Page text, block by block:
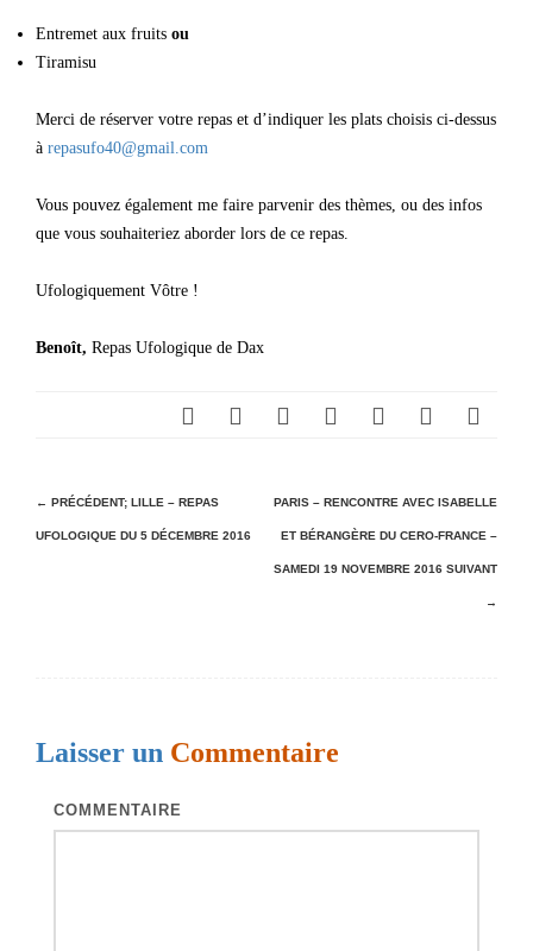
Entremet aux fruits ou
Tiramisu
Merci de réserver votre repas et d’indiquer les plats choisis ci-dessus
à repasufo40@gmail.com
Vous pouvez également me faire parvenir des thèmes, ou des infos
que vous souhaiteriez aborder lors de ce repas.
Ufologiquement Vôtre !
Benoît, Repas Ufologique de Dax
N
a
← PRÉCÉDENT; LILLE – REPAS
UFOLOGIQUE DU 5 DÉCEMBRE 2016
PARIS – RENCONTRE AVEC ISABELLE
ET BÉRANGÈRE DU CERO-FRANCE –
SAMEDI 19 NOVEMBRE 2016 SUIVANT
→
Laisser un Commentaire
COMMENTAIRE